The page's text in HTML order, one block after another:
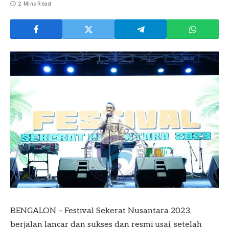
2 Mins Read
BENGALON – Festival Sekerat Nusantara 2023,
berjalan lancar dan sukses dan resmi usai, setelah